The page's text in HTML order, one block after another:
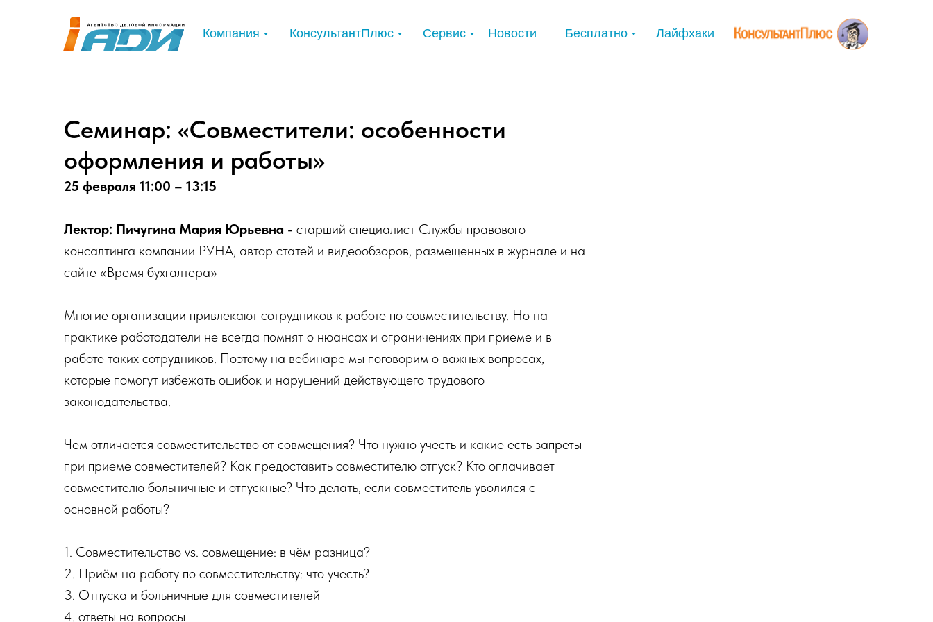
Компания КонсультантПлюс Сервис Новости Бесплатно Лайфхаки
Семинар: «Совместители: особенности
оформления и работы»
25 февраля 11:00 – 13:15
Лектор: Пичугина Мария Юрьевна - старший специалист Службы правового
консалтинга компании РУНА, автор статей и видеообзоров, размещенных в журнале и на
сайте «Время бухгалтера»
Многие организации привлекают сотрудников к работе по совместительству. Но на
практике работодатели не всегда помнят о нюансах и ограничениях при приеме и в
работе таких сотрудников. Поэтому на вебинаре мы поговорим о важных вопросах,
которые помогут избежать ошибок и нарушений действующего трудового
законодательства.
Чем отличается совместительство от совмещения? Что нужно учесть и какие есть запреты
при приеме совместителей? Как предоставить совместителю отпуск? Кто оплачивает
совместителю больничные и отпускные? Что делать, если совместитель уволился с
основной работы?
1. Совместительство vs. совмещение: в чём разница?
2. Приём на работу по совместительству: что учесть?
3. Отпуска и больничные для совместителей
4. ответы на вопросы